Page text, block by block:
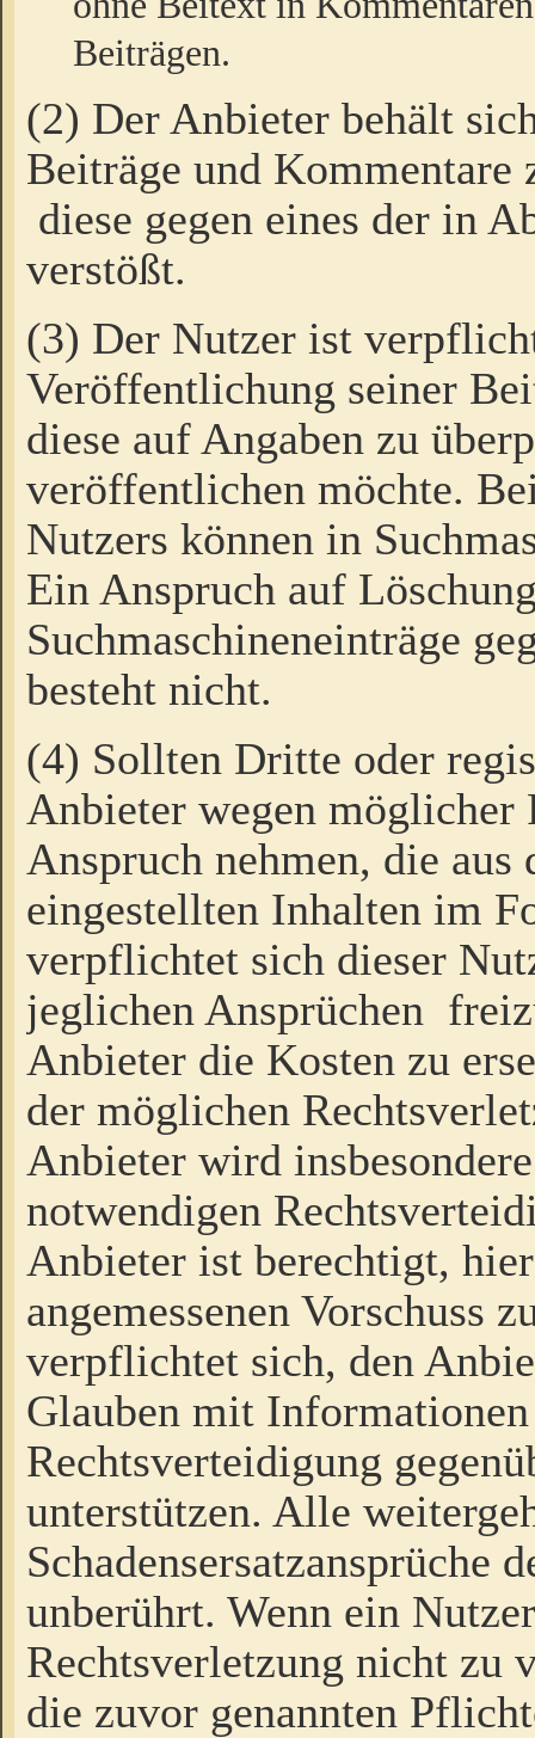
Beiträgen.
(2) Der Anbieter behält
Beiträge und Kommentare
diese gegen eines der in
verstößt.
(3) Der Nutzer ist
Veröffentlichung seiner
diese auf Angaben zu
veröffentlichen möchte.
Nutzers können in
Ein Anspruch auf
Suchmaschineneinträge
besteht nicht.
(4) Sollten Dritte oder
Anbieter wegen möglicher
Anspruch nehmen, die
eingestellten Inhalten im
verpflichtet sich dieser
jeglichen Ansprüchen
Anbieter die Kosten zu
der möglichen
Anbieter wird
notwendigen
Anbieter ist berechtigt,
angemessenen Vorschuss
verpflichtet sich, den
Glauben mit
Rechtsverteidigung
unterstützen. Alle
Schadensersatzansprüche
unberührt. Wenn ein
Rechtsverletzung nicht zu
die zuvor genannten